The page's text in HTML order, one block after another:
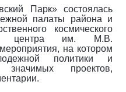
Парк» состоялась
палаты района и
космического
центра им. М.В.
на котором
политики и
значимых проектов,